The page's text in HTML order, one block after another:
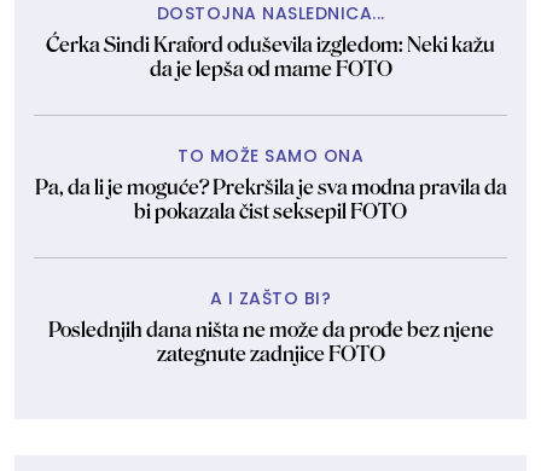
DOSTOJNA NASLEDNICA...
Ćerka Sindi Kraford oduševila izgledom: Neki kažu
da je lepša od mame FOTO
TO MOŽE SAMO ONA
Pa, da li je moguće? Prekršila je sva modna pravila da
bi pokazala čist seksepil FOTO
A I ZAŠTO BI?
Poslednjih dana ništa ne može da prođe bez njene
zategnute zadnjice FOTO